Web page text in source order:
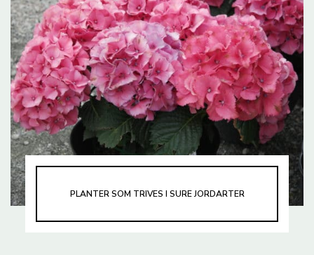
PLANTER SOM TRIVES I SURE JORDARTER